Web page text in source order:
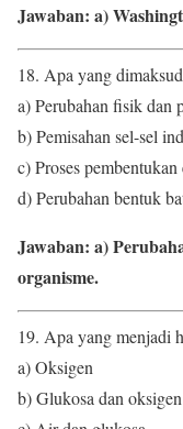
Jawaban: a)
18. Apa yang
a) Perubahan fisik dan
b) Pemisahan sel-sel
c) Proses
d) Perubahan bentuk
Jawaban: a)
organisme.
19. Apa yang menjadi
a) Oksigen
b) Glukosa dan oksigen